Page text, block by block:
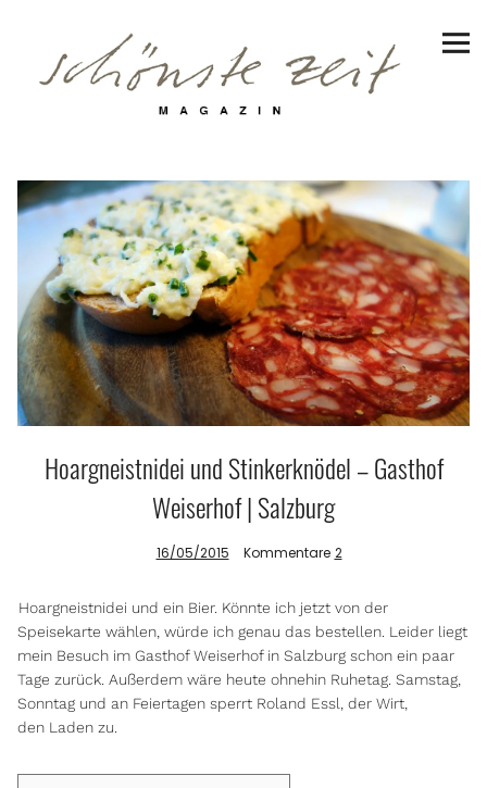
Reiseziele
Genuss
Lifestyle
Erlebnisse
FacebookInstagram
PinterestBlueskyThreads
Hoargneistnidei und Stinkerknödel – Gasthof
Weiserhof | Salzburg
16/05/2015 Kommentare 2
Hoargneistnidei und ein Bier. Könnte ich jetzt von der
Speisekarte wählen, würde ich genau das bestellen. Leider liegt
mein Besuch im Gasthof Weiserhof in Salzburg schon ein paar
Tage zurück. Außerdem wäre heute ohnehin Ruhetag. Samstag,
Sonntag und an Feiertagen sperrt Roland Essl, der Wirt,
den Laden zu.